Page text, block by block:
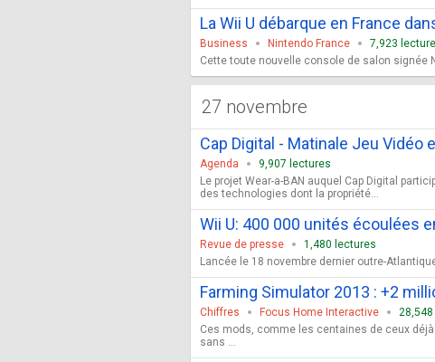
La Wii U débarque en France
Business Nintendo France
7,923
Cette toute nouvelle console de salon signée
27 novembre
Cap Digital - Matinale Jeu Vidéo
Agenda
9,907 lectures
Le projet Wear-a-BAN auquel Cap Digital
des technologies dont la propriété...
Wii U: 400 000 unités écoulées
Revue de presse
1,480 lectures
Lancée le 18 novembre dernier outre-
Farming Simulator 2013 : +2
Chiffres Focus Home Interactive
Ces mods, comme les centaines de ceux
sans ...